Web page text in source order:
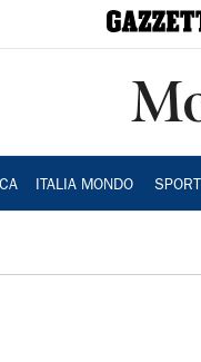
ITALIA MONDO SPORT